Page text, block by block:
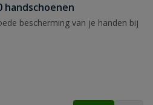
handschoenen
bescherming van je handen bij